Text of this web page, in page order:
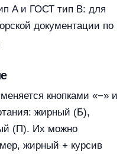
A и ГОСТ тип B: для
документации по
кнопками «−» и
жирный (Б),
(П). Их можно
жирный + курсив